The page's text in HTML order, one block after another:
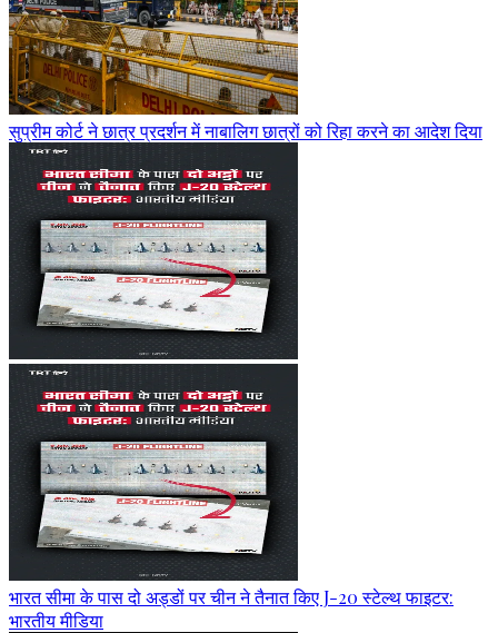
सुप्रीम कोर्ट ने छात्र प्रदर्शन में नाबालिग छात्रों को रिहा करने का आदेश दिया
भारत सीमा के पास दो अड्डों पर चीन ने तैनात किए J-20 स्टेल्थ फाइटर:
भारतीय मीडिया